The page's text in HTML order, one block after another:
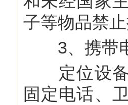
子等物品禁
3、携带电
定位设备
固定电话、